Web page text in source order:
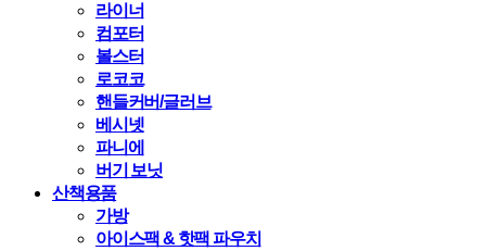
라이너
컴포터
볼스터
로코코
핸들커버/글러브
베시넷
파니에
버기 보닛
산책용품
가방
아이스팩 & 핫팩 파우치